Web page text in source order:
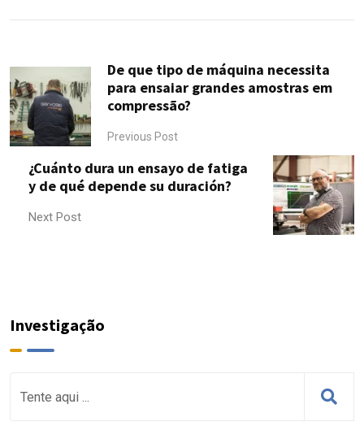
De que tipo de máquina necessita
para ensaiar grandes amostras em
compressão?
Previous Post
¿Cuánto dura un ensayo de fatiga
y de qué depende su duración?
Next Post
Investigação